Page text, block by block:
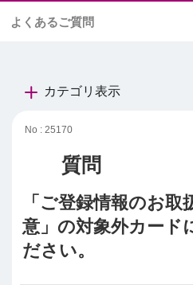
よくあるご質問
カテゴリ表示
No : 25170
「ご登録情報のお取
意」の対象外カード
ださい。